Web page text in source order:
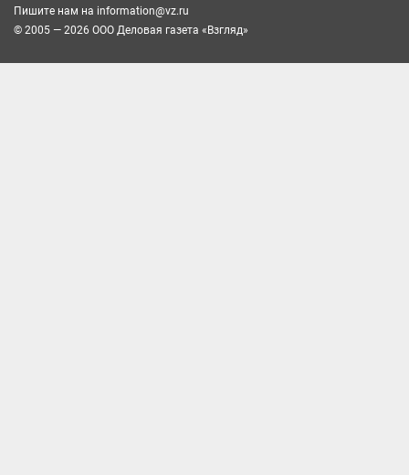
Пишите нам на information@vz.ru
© 2005 — 2026 ООО Деловая газета «Взгляд»